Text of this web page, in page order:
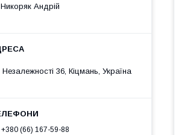
Никоряк Андрій
Незалежності 36, Кіцмань, Україна
+380 (66) 167-59-88